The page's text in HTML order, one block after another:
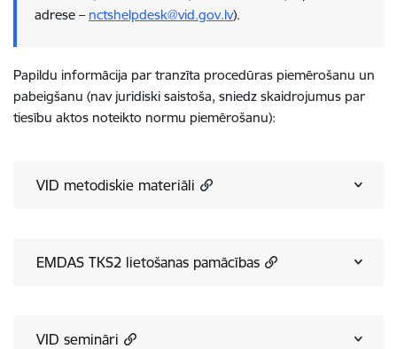
adrese – nctshelpdesk@vid.gov.lv).
Papildu informācija par tranzīta procedūras piemērošanu un
pabeigšanu (nav juridiski saistoša, sniedz skaidrojumus par
tiesību aktos noteikto normu piemērošanu):
VID metodiskie materiāli
EMDAS TKS2 lietošanas pamācības
VID semināri